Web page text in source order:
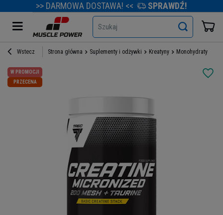
>> DARMOWA DOSTAWA! << SPRAWDŹ!
Szukaj
Wstecz Strona główna Suplementy i odżywki Kreatyny Monohydraty
W PROMOCJI
PRZECENA